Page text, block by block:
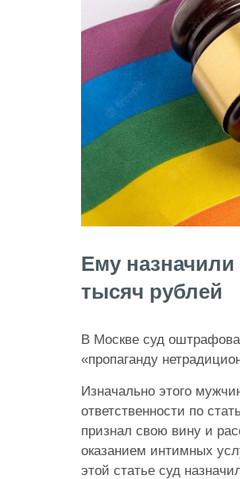
Ему
тысяч рублей
В Москве суд
«пропаганду
Изначально этого
ответственности по
признал свою вину и
оказанием интимных
этой статье суд